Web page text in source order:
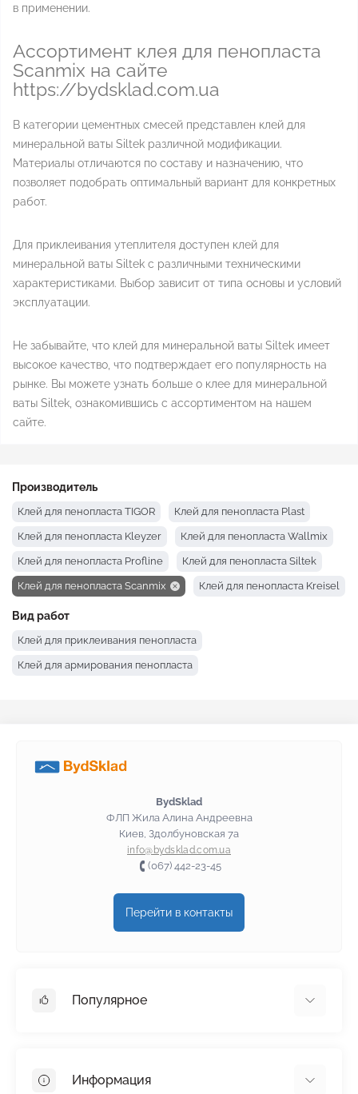
в применении.
Ассортимент клея для пенопласта
Scanmix на сайте
https://bydsklad.com.ua
В категории цементных смесей представлен клей для
минеральной ваты Siltek различной модификации.
Материалы отличаются по составу и назначению, что
позволяет подобрать оптимальный вариант для конкретных
работ.
Для приклеивания утеплителя доступен клей для
минеральной ваты Siltek с различными техническими
характеристиками. Выбор зависит от типа основы и условий
эксплуатации.
Не забывайте, что клей для минеральной ваты Siltek имеет
высокое качество, что подтверждает его популярность на
рынке. Вы можете узнать больше о клее для минеральной
ваты Siltek, ознакомившись с ассортиментом на нашем
сайте.
Производитель
Клей для пенопласта TIGOR Клей для пенопласта Plast
Клей для пенопласта Kleyzer Клей для пенопласта Wallmix
Клей для пенопласта Profline Клей для пенопласта Siltek
Клей для пенопласта Scanmix Клей для пенопласта Kreisel
Клей для пенопласта Столит
Клей для пенопласта Ceresit Клей для пенопласта Baumit
Клей для пенопласта Anserglob
Вид работ
Клей для приклеивания пенопласта
Клей для армирования пенопласта
BydSklad
ФЛП Жила Алина Андреевна
Киев, Здолбуновская 7а
info@bydsklad.com.ua
(067) 442-23-45
Перейти в контакты
Популярное
Пенопласт
Информация